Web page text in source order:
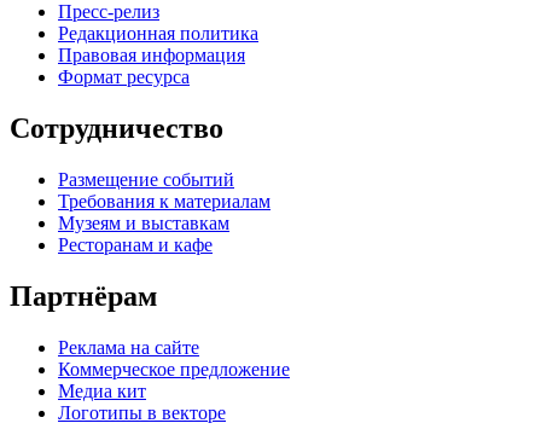
Пресс-релиз
Редакционная политика
Правовая информация
Формат ресурса
Сотрудничество
Размещение событий
Требования к материалам
Музеям и выставкам
Ресторанам и кафе
Партнёрам
Реклама на сайте
Коммерческое предложение
Медиа кит
Логотипы в векторе